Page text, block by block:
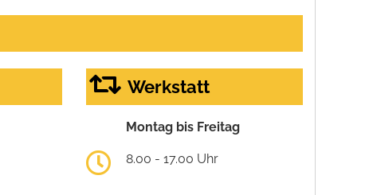
Werkstatt
Montag bis Freitag
8.00 - 17.00 Uhr